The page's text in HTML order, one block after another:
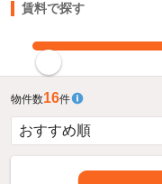
賃料で探す
物件数16件